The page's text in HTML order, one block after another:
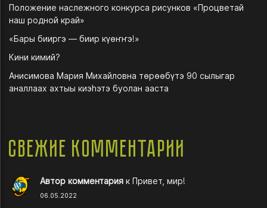
Положение наслежного конкурса рисунков «Процветай
наш родной край»
«Бары бииргэ — биир күөҥҥэ!»
Кини кимий?
Анисимова Мария Михайловна төрөөбүтэ 90 сылыгар
аналлаах ахтыы киэһэтэ буолан ааста
Свежие комментарии
Автор комментария к Привет, мир!
06.05.2022